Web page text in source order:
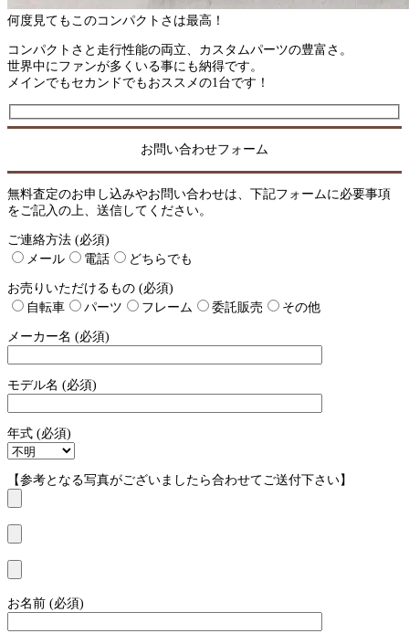
何度見てもこのコンパクトさは最高！
コンパクトさと走行性能の両立、カスタムパーツの豊富さ。
世界中にファンが多くいる事にも納得です。
メインでもセカンドでもおススメの1台です！
お問い合わせフォーム
無料査定のお申し込みやお問い合わせは、下記フォームに必要事項
をご記入の上、送信してください。
ご連絡方法 (必須)
メール
電話 どちらでも
お売りいただけるもの (必須)
自転車
パーツ フレーム 委託販売 その他
メーカー名 (必須)
モデル名 (必須)
年式 (必須)
【参考となる写真がございましたら合わせてご送付下さい】
お名前 (必須)